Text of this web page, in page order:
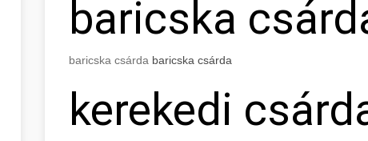
baricska
baricska csárda baricska csárda
kerekedi